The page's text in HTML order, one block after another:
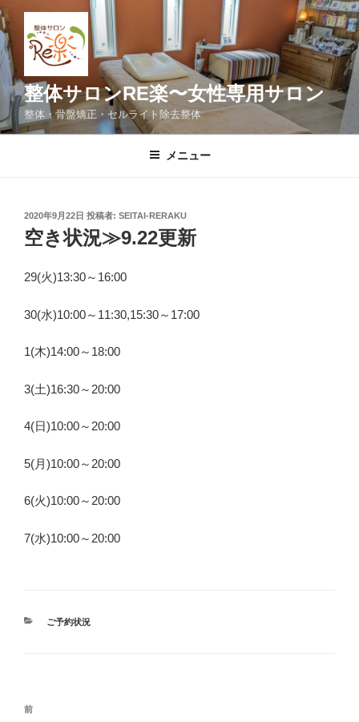
コ
ン
テ
ン
へ
ス
整体サロンRE楽〜女性専用サロン
整体・骨盤矯正・セルライト除去整体
メニュー
投
稿
日:
2020年9月22日 投稿者: SEITAI-RERAKU
空き状況≫9.22更新
29(火)13:30～16:00
30(水)10:00～11:30,15:30～17:00
1(木)14:00～18:00
3(土)16:30～20:00
4(日)10:00～20:00
5(月)10:00～20:00
6(火)10:00～20:00
7(水)10:00～20:00
カ
ご予約状況
投
前
前